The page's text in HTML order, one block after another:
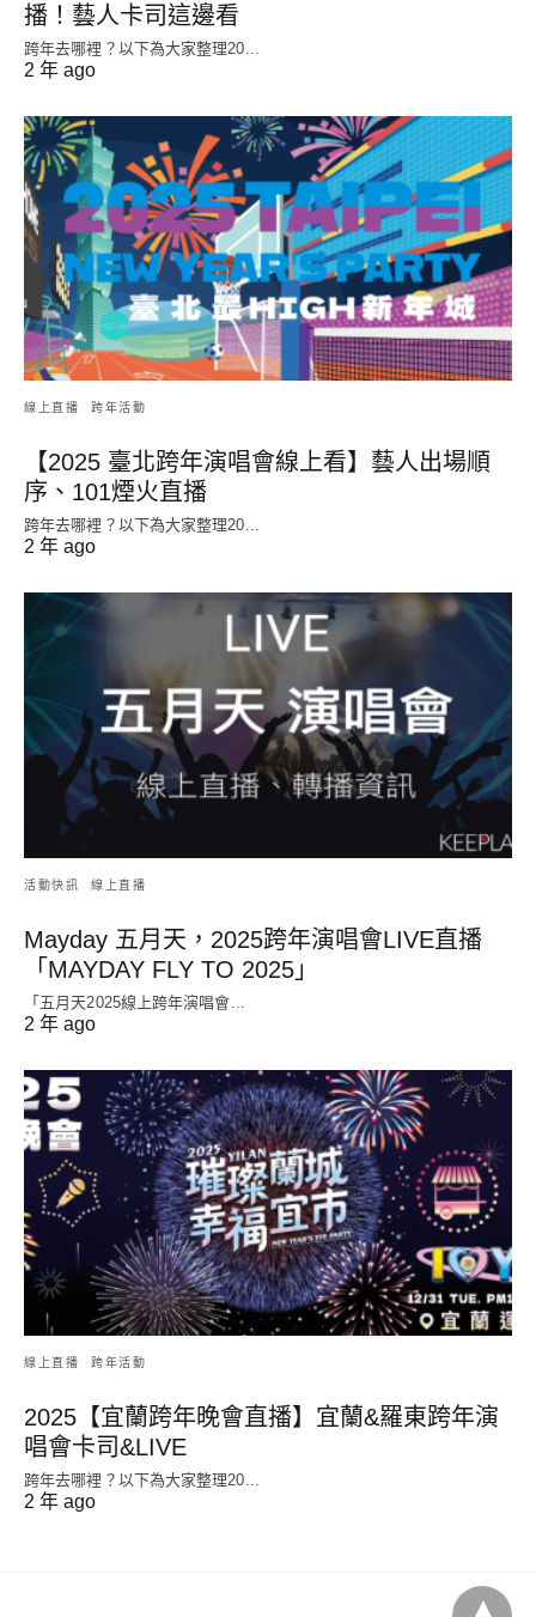
播！藝人卡司這邊看
跨年去哪裡？以下為大家整理20...
2 年 ago
線上直播 跨年活動
【2025 臺北跨年演唱會線上看】藝人出場順
序、101煙火直播
跨年去哪裡？以下為大家整理20...
2 年 ago
活動快訊 線上直播
Mayday 五月天，2025跨年演唱會LIVE直播
「MAYDAY FLY TO 2025」
「五月天2025線上跨年演唱會...
2 年 ago
線上直播 跨年活動
2025【宜蘭跨年晚會直播】宜蘭&羅東跨年演
唱會卡司&LIVE
跨年去哪裡？以下為大家整理20...
2 年 ago